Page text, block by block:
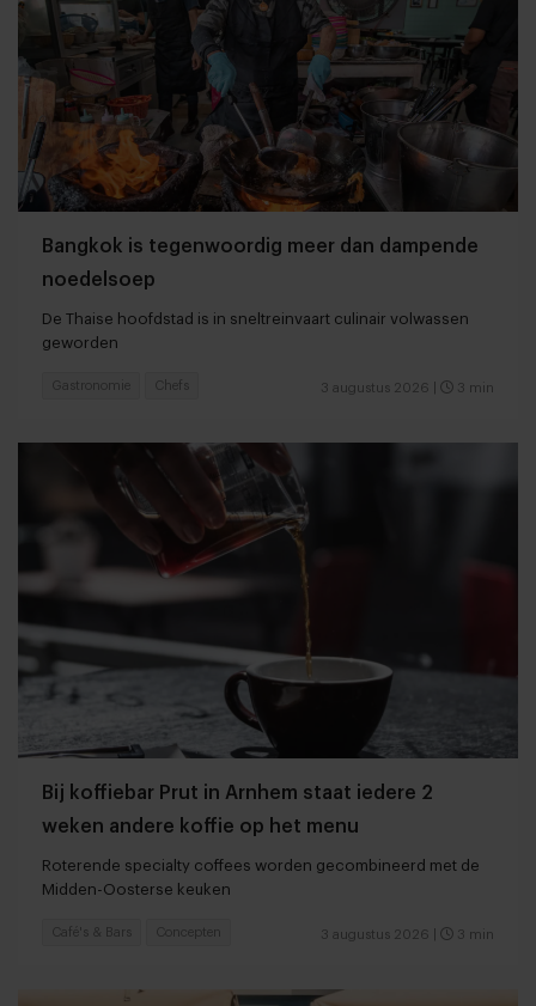
Bangkok is tegenwoordig meer dan dampende
noedelsoep
De Thaise hoofdstad is in sneltreinvaart culinair volwassen
geworden
3 augustus 2026 3 min
Gastronomie Chefs
Bij koffiebar Prut in Arnhem staat iedere 2
weken andere koffie op het menu
Roterende specialty coffees worden gecombineerd met de
Midden-Oosterse keuken
3 augustus 2026 3 min
Café's & Bars Concepten